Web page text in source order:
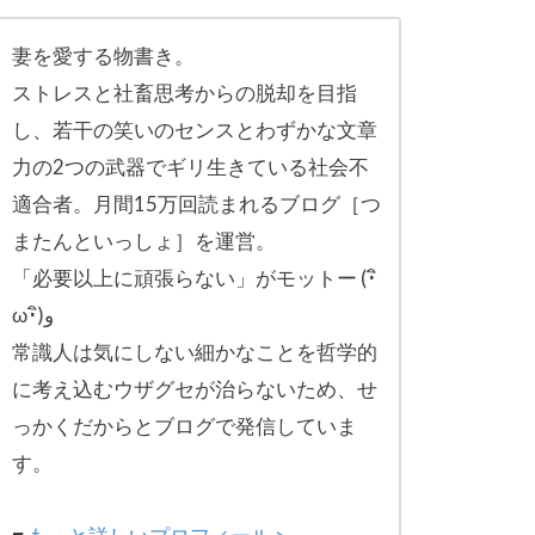
妻を愛する物書き。
ストレスと社畜思考からの脱却を目指
し、 若干の笑いのセンスとわずかな文章
力の2つの武器でギリ生きている社会不
適合者。月間15万回読まれるブログ［つ
またんといっしょ］を運営。
「必要以上に頑張らない」がモットー (･ิ
ω･ิ)و
常識人は気にしない細かなことを哲学的
に考え込むウザグセが治らないため、せ
っかくだからとブログで発信していま
す。